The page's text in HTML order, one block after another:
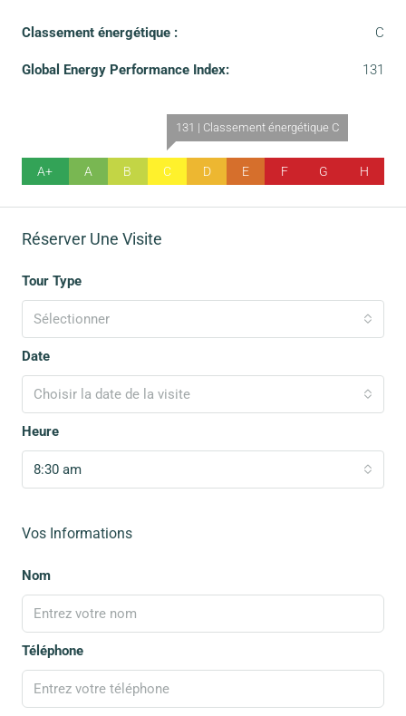
Classement énergétique : C
Global Energy Performance Index: 131
A+ A B
131 | Classement énergétique C
C D E F G H
Réserver Une Visite
Tour Type
Sélectionner
Date
Choisir la date de la visite
Heure
8:30 am
Vos Informations
Nom
Téléphone